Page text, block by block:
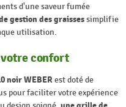
d'une saveur fumée
gestion des graissessimplifie
utilisation.
votre confort
noir WEBERest doté de
pour faciliter votre expérience